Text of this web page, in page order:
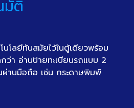
มัติ
นโลยีทันสมัยไว้ในตู้เดียวพร้อม
ว่า อ่านป้ายทะเบียนรถแบบ 2
ผ่านมือถือ เช่น กระดาษพิมพ์